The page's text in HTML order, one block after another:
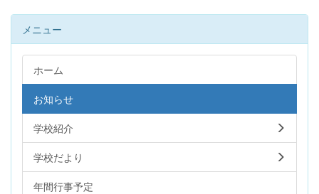
メニュー
ホーム
お知らせ
学校紹介
学校だより
年間行事予定